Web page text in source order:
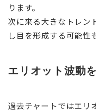
ります。
次に来る大きなトレン
し目を形成する可能性
エリオット波動
過去チャートではエリ